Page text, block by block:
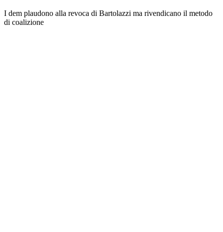
I dem plaudono alla revoca di Bartolazzi ma rivendicano il metodo
di coalizione